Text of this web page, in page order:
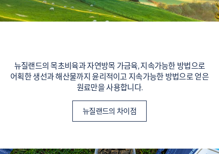
뉴질랜드의 목초비육과 자연방목 가금육, 지속가능한 방법으로
어획한 생선과 해산물까지 윤리적이고 지속가능한 방법으로 얻은
원료만을 사용합니다.
뉴질랜드의 차이점